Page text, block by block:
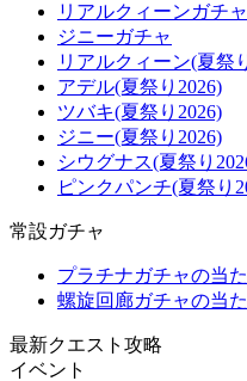
リアルクィーンガチャ
ジニーガチャ
リアルクィーン(夏祭
アデル(夏祭り2026)
ツバキ(夏祭り2026)
ジニー(夏祭り2026)
シウグナス(夏祭り
ピンクパンチ(夏祭り
常設ガチャ
プラチナガチャの当
螺旋回廊ガチャの当
最新クエスト攻略
イベント